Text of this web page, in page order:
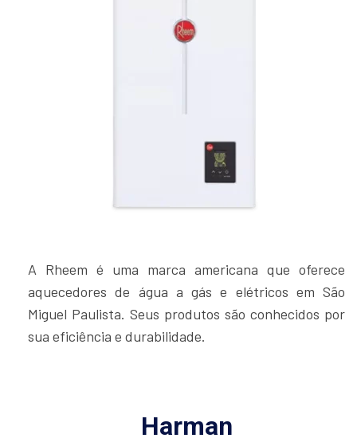
A Rheem é uma marca americana que oferece
aquecedores de água a gás e elétricos em São
Miguel Paulista. Seus produtos são conhecidos por
sua eficiência e durabilidade.
Harman